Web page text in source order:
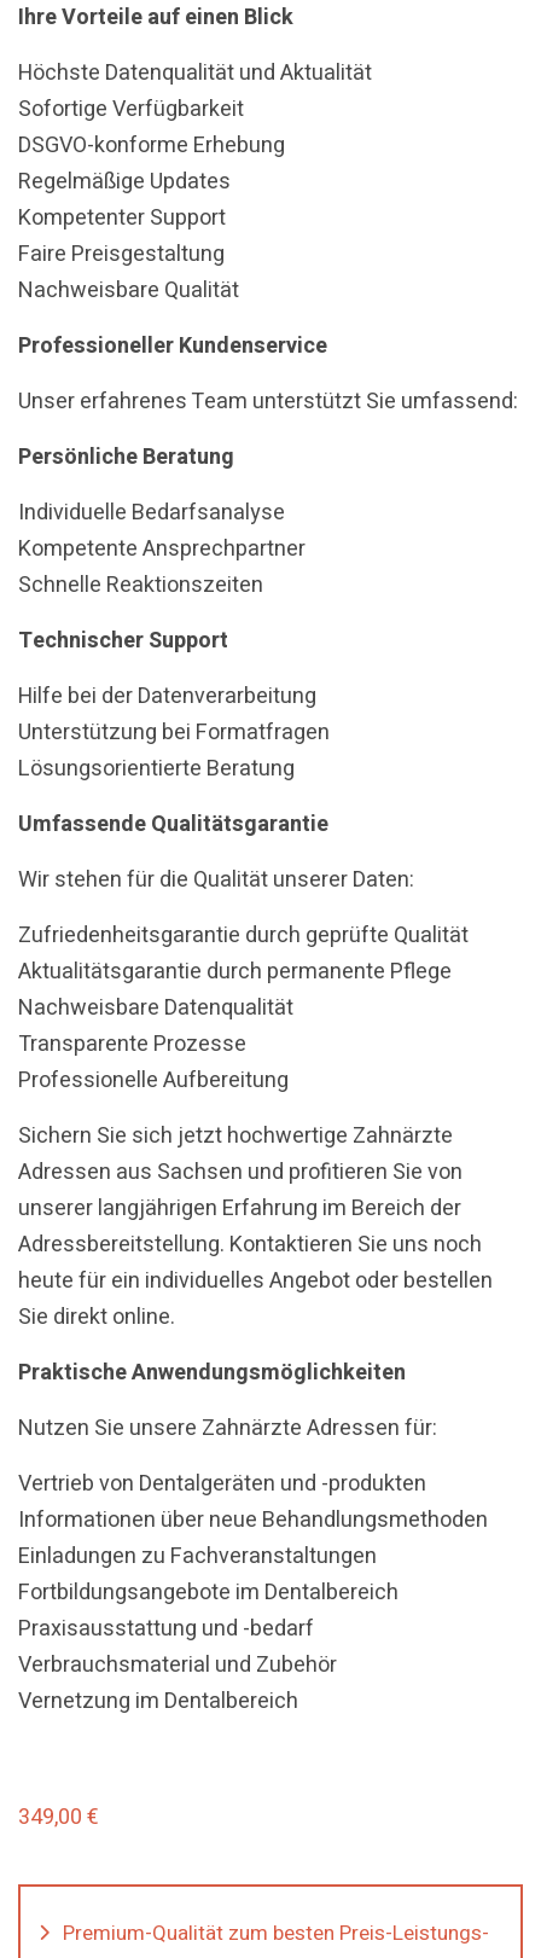
Ihre Vorteile auf einen Blick
Höchste Datenqualität und Aktualität
Sofortige Verfügbarkeit
DSGVO-konforme Erhebung
Regelmäßige Updates
Kompetenter Support
Faire Preisgestaltung
Nachweisbare Qualität
Professioneller Kundenservice
Unser erfahrenes Team unterstützt Sie umfassend:
Persönliche Beratung
Individuelle Bedarfsanalyse
Kompetente Ansprechpartner
Schnelle Reaktionszeiten
Technischer Support
Hilfe bei der Datenverarbeitung
Unterstützung bei Formatfragen
Lösungsorientierte Beratung
Umfassende Qualitätsgarantie
Wir stehen für die Qualität unserer Daten:
Zufriedenheitsgarantie durch geprüfte Qualität
Aktualitätsgarantie durch permanente Pflege
Nachweisbare Datenqualität
Transparente Prozesse
Professionelle Aufbereitung
Sichern Sie sich jetzt hochwertige Zahnärzte
Adressen aus Sachsen und profitieren Sie von
unserer langjährigen Erfahrung im Bereich der
Adressbereitstellung. Kontaktieren Sie uns noch
heute für ein individuelles Angebot oder bestellen
Sie direkt online.
Praktische Anwendungsmöglichkeiten
Nutzen Sie unsere Zahnärzte Adressen für:
Vertrieb von Dentalgeräten und -produkten
Informationen über neue Behandlungsmethoden
Einladungen zu Fachveranstaltungen
Fortbildungsangebote im Dentalbereich
Praxisausstattung und -bedarf
Verbrauchsmaterial und Zubehör
Vernetzung im Dentalbereich
349,00€
Premium-Qualität zum besten Preis-Leistungs-